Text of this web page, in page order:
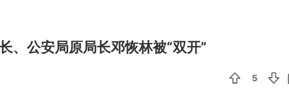
、公安局原局长邓恢林被“双开”
5